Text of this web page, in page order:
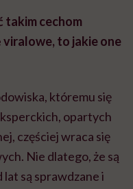
które najmocniej
widać, że modne
łączy jedno słowo:
przykładzie
wyłącznie na
bardzo wiele